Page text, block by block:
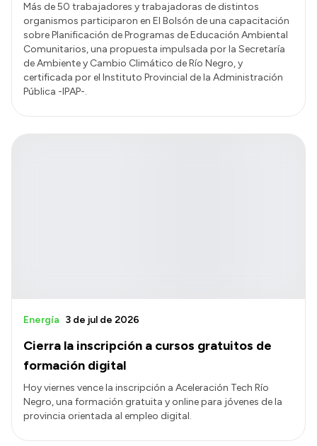
Más de 50 trabajadores y trabajadoras de distintos
organismos participaron en El Bolsón de una capacitación
sobre Planificación de Programas de Educación Ambiental
Comunitarios, una propuesta impulsada por la Secretaría
de Ambiente y Cambio Climático de Río Negro, y
certificada por el Instituto Provincial de la Administración
Pública -IPAP-.
Cierra la inscripción a cursos gratuitos de
formación digital
Energía 3 de jul de 2026
Hoy viernes vence la inscripción a Aceleración Tech Río
Negro, una formación gratuita y online para jóvenes de la
provincia orientada al empleo digital.